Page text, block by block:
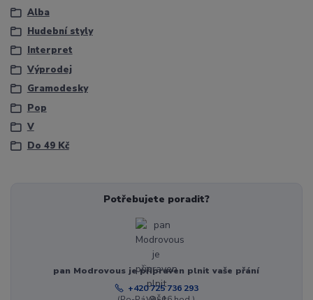
Alba
Hudební styly
Interpret
Výprodej
Gramodesky
Pop
V
Do 49 Kč
Potřebujete poradit?
pan Modrovous je připraven plnit vaše přání
+420 725 736 293